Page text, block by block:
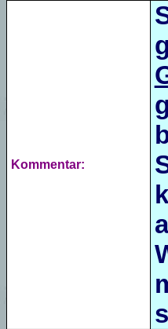
Kommentar: